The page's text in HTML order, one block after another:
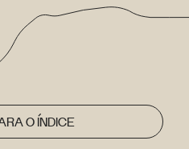
O ÍNDICE